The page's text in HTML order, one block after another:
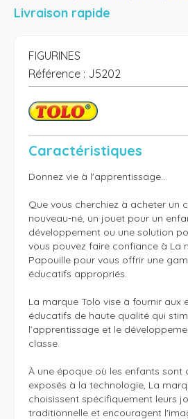
Livraison rapide
FIGURINES
Référence : J5202
Caractéristiques
Donnez vie à l'apprentissage…
Que vous cherchiez à acheter un
nouveau-né, un jouet pour un
développement ou une solution
vous pouvez faire confiance à La
Papouille pour vous offrir une
éducatifs appropriés.
La marque Tolo vise à fournir aux
éducatifs de haute qualité qui
l’apprentissage et le
classe.
À une époque où les enfants sont
exposés à la technologie, La
choisissent spécifiquement leurs
traditionnelle et encouragent